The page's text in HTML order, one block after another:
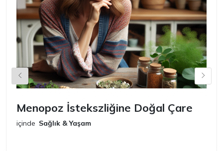
Menopoz İstekszliğine Doğal Çare
içinde Sağlık & Yaşam